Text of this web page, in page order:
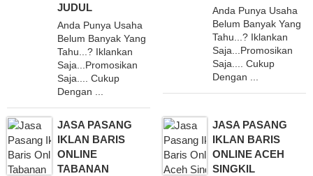
JUDUL
Anda Punya Usaha
Belum Banyak Yang
Tahu...? Iklankan
Saja...Promosikan
Saja.... Cukup
Dengan ...
Anda Punya Usaha
Belum Banyak Yang
Tahu...? Iklankan
Saja...Promosikan
Saja.... Cukup
Dengan ...
JASA PASANG
IKLAN BARIS
ONLINE
TABANAN
JASA PASANG
IKLAN BARIS
ONLINE ACEH
SINGKIL